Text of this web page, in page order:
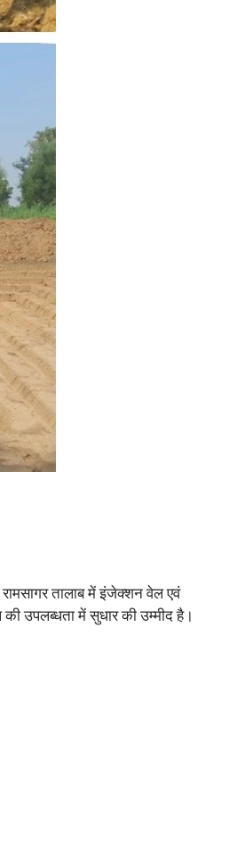
तालाब में इंजेक्शन वेल एवं
उपलब्धता में सुधार की उम्मीद है।